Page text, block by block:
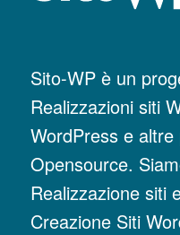
Sito-WP è un
Realizzazioni siti
WordPress e
Opensource.
Realizzazione siti
Creazione Siti